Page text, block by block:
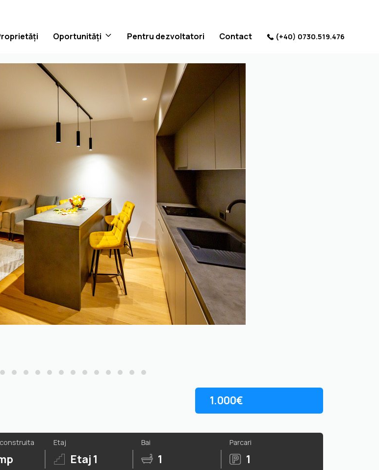
Oportunități Pentru dezvoltatori Contact (+40) 0730.519.476
1.000€
Etaj
Etaj 1
Bai
1
Parcari
1